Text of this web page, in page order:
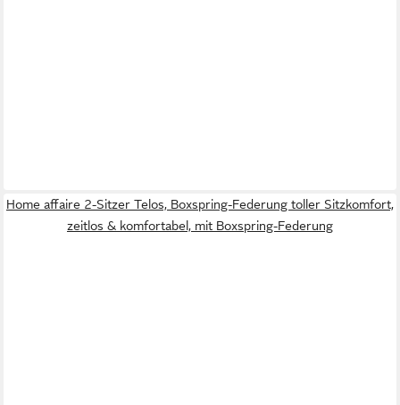
Home affaire 2-Sitzer Telos, Boxspring-Federung toller Sitzkomfort,
zeitlos & komfortabel, mit Boxspring-Federung